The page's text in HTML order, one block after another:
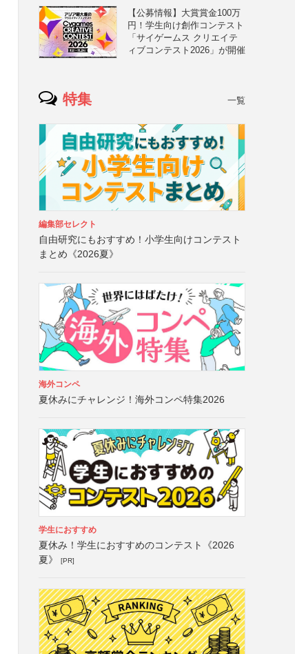
【公募情報】大賞賞金100万
円！学生向け創作コンテスト
「サイゲームス クリエイテ
ィブコンテスト2026」が開催
特集 一覧
編集部セレクト
自由研究にもおすすめ！小学生向けコンテスト
まとめ《2026夏》
海外コンペ
夏休みにチャレンジ！海外コンペ特集2026
学生におすすめ
夏休み！学生におすすめのコンテスト《2026
夏》
[PR]